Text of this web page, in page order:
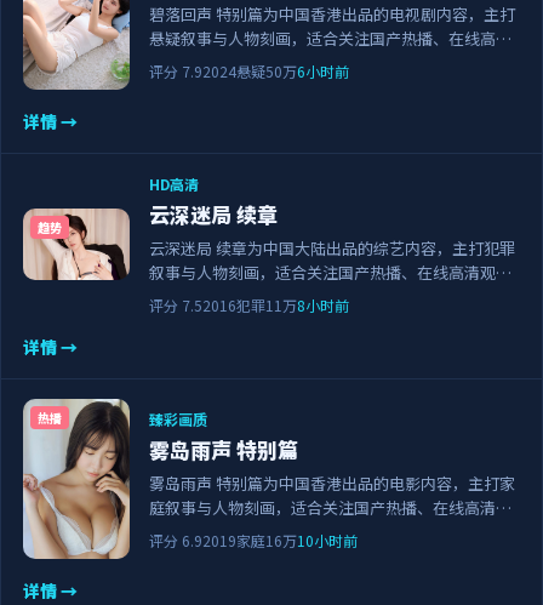
碧落回声 特别篇为中国香港出品的电视剧内容，主打
悬疑叙事与人物刻画，适合关注国产热播、在线高清
观看与正版资源的观众。剧情节奏紧凑，画面清晰流
畅，可作为日常追剧与家庭观影的备选佳作。
评分 7.92024悬疑50万6小时前
详情 →
趋势
HD高清
云深迷局 续章
云深迷局 续章为中国大陆出品的综艺内容，主打犯罪
叙事与人物刻画，适合关注国产热播、在线高清观看
与正版资源的观众。剧情节奏紧凑，画面清晰流畅，
评分 7.52016犯罪11万8小时前
详情 →
热播 臻彩画质
雾岛雨声 特别篇
雾岛雨声 特别篇为中国香港出品的电影内容，主打家
庭叙事与人物刻画，适合关注国产热播、在线高清观
看与正版资源的观众。剧情节奏紧凑，画面清晰流
畅，可作为日常追剧与家庭观影的备选佳作。
评分 6.92019家庭16万10小时前
详情 →